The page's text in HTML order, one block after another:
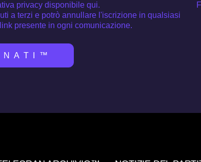
privacy disponibile qui.
a terzi e potrò annullare l'iscrizione in qualsiasi
presente in ogni comunicazione.